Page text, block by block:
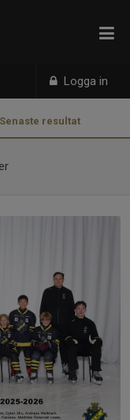
Logga in
Senaste resultat